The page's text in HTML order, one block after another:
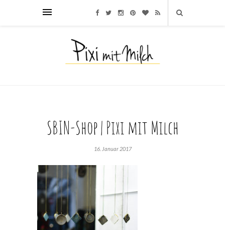
SBIN-Shop | Pixi mit Milch
16. Januar 2017